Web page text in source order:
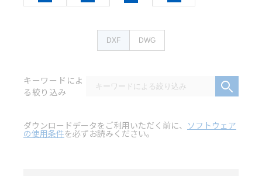
DXF DWG
キーワードによ
る絞り込み
ダウンロードデータをご利用いただく前に、 ソフトウェア
の使用条件を必ずお読みください。